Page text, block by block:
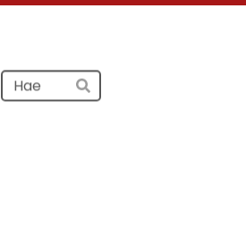
Haku
Hae